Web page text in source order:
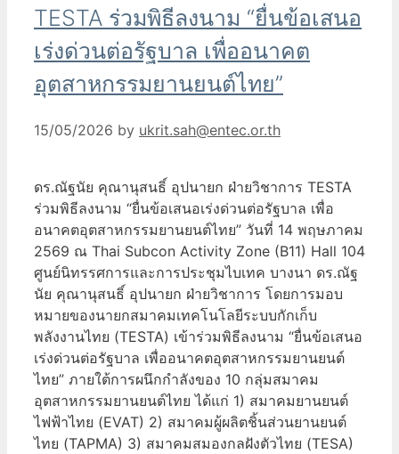
TESTA ร่วมพิธีลงนาม “ยื่นข้อเสนอ
เร่งด่วนต่อรัฐบาล เพื่ออนาคต
อุตสาหกรรมยานยนต์ไทย”
15/05/2026 by ukrit.sah@entec.or.th
ดร.ณัฐนัย คุณานุสนธิ์ อุปนายก ฝ่ายวิชาการ TESTA
ร่วมพิธีลงนาม “ยื่นข้อเสนอเร่งด่วนต่อรัฐบาล เพื่อ
อนาคตอุตสาหกรรมยานยนต์ไทย” วันที่ 14 พฤษภาคม
2569 ณ Thai Subcon Activity Zone (B11) Hall 104
ศูนย์นิทรรศการและการประชุมไบเทค บางนา ดร.ณัฐ
นัย คุณานุสนธิ์ อุปนายก ฝ่ายวิชาการ โดยการมอบ
หมายของนายกสมาคมเทคโนโลยีระบบกักเก็บ
พลังงานไทย (TESTA) เข้าร่วมพิธีลงนาม “ยื่นข้อเสนอ
เร่งด่วนต่อรัฐบาล เพื่ออนาคตอุตสาหกรรมยานยนต์
ไทย” ภายใต้การผนึกกำลังของ 10 กลุ่มสมาคม
อุตสาหกรรมยานยนต์ไทย ได้แก่ 1) สมาคมยานยนต์
ไฟฟ้าไทย (EVAT) 2) สมาคมผู้ผลิตชิ้นส่วนยานยนต์
ไทย (TAPMA) 3) สมาคมสมองกลฝังตัวไทย (TESA)